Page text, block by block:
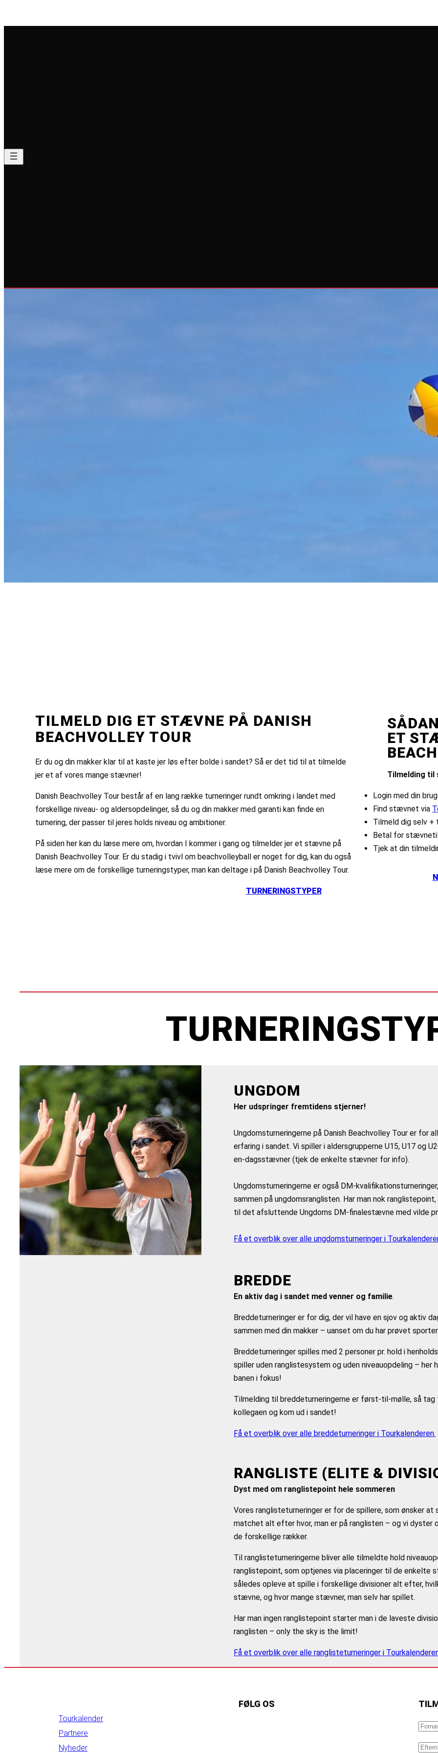
TILMELD DIG ET STÆVNE PÅ DANISH
BEACHVOLLEY TOUR
Er du og din makker klar til at kaste jer løs efter bolde i sandet? Så er det tid til at tilmelde
jer et af vores mange stævner!
Danish Beachvolley Tour består af en lang række turneringer rundt omkring i landet med
forskellige niveau- og aldersopdelinger, så du og din makker med garanti kan finde en
turnering, der passer til jeres holds niveau og ambitioner.
På siden her kan du læse mere om, hvordan I kommer i gang og tilmelder jer et stævne på
Danish Beachvolley Tour. Er du stadig i tvivl om beachvolleyball er noget for dig, kan du også
læse mere om de forskellige turneringstyper, man kan deltage i på Danish Beachvolley Tour.
TURNERINGSTYPER
ET
Tilmelding
Login med din
Find stævnet via
Tilmeld dig selv +
Betal for
Tjek at din
UNGDOM
Her udspringer fremtidens stjerner!
Ungdomsturneringerne på Danish Beachvolley Tour er for
erfaring i sandet. Vi spiller i aldersgrupperne U15, U17 og
en-dagsstævner (tjek de enkelte stævner for info).
Ungdomsturneringerne er også DM-
sammen på ungdomsranglisten. Har man nok
til det afsluttende Ungdoms DM-finalestævne med vilde
Få et overblik over alle ungdomsturneringer i
BREDDE
En aktiv dag i sandet med venner og familie.
Breddeturneringer er for dig, der vil have en sjov og aktiv
sammen med din makker – uanset om du har prøvet
Breddeturneringer spilles med 2 personer pr. hold i
spiller uden ranglistesystem og uden niveauopdeling – her
banen i fokus!
Tilmelding til breddeturneringerne er først-til-mølle, så
kollegaen og kom ud i sandet!
Få et overblik over alle breddeturneringer i Tourkalenderen.
RANGLISTE (ELITE &
Dyst med om ranglistepoint hele sommeren
Vores ranglisteturneringer er for de spillere, som ønsker at
matchet alt efter hvor, man er på ranglisten – og vi
de forskellige rækker.
Til ranglisteturneringerne bliver alle tilmeldte hold
ranglistepoint, som optjenes via placeringer til de enkelte
således opleve at spille i forskellige divisioner alt efter,
stævne, og hvor mange stævner, man selv har spillet.
Har man ingen ranglistepoint starter man i de laveste
ranglisten – only the sky is the limit!
Få et overblik over alle ranglisteturneringer i
Tourkalender
Partnere
Nyheder
FØLG OS